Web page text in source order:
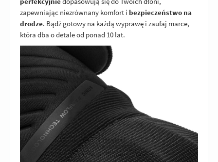
zapewniając niezrównany komfort i bezpieczeństwo na
drodze. Bądź gotowy na każdą wyprawę i zaufaj marce,
która dba o detale od ponad 10 lat.